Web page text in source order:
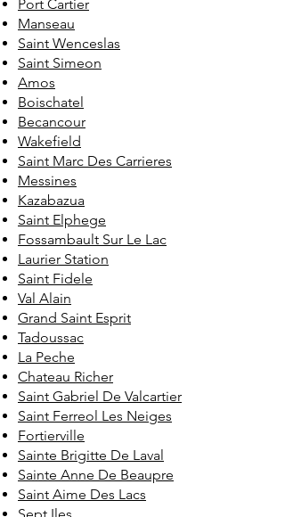
Port Cartier
Manseau
Saint Wenceslas
Saint Simeon
Amos
Boischatel
Becancour
Wakefield
Saint Marc Des Carrieres
Messines
Kazabazua
Saint Elphege
Fossambault Sur Le Lac
Laurier Station
Saint Fidele
Val Alain
Grand Saint Esprit
Tadoussac
La Peche
Chateau Richer
Saint Gabriel De Valcartier
Saint Ferreol Les Neiges
Fortierville
Sainte Brigitte De Laval
Sainte Anne De Beaupre
Saint Aime Des Lacs